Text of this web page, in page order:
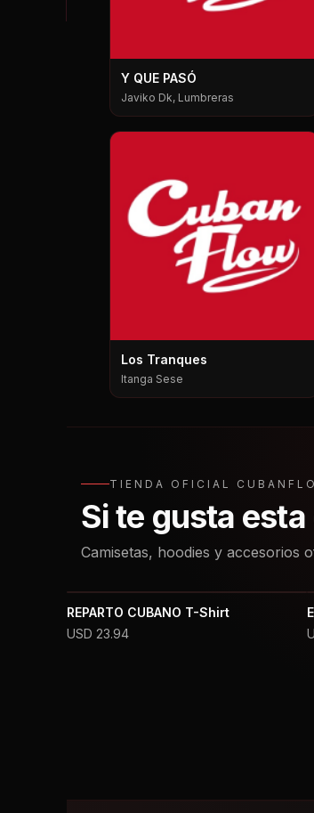
Y QUE PASÓ
Javiko Dk, Lumbreras
Los Tranques
Itanga Sese
TIENDA OFICIAL
Si te gusta
Camisetas, hoodies y accesorios
REPARTO CUBANO T-Shirt
USD 23.94